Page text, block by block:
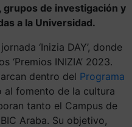
grupos de investigación y
a la Universidad.
‘Inizia DAY’, donde
‘Premios INIZIA’ 2023.
dentro del Programa
al fomento de la cultura
tanto el Campus de
Araba. Su objetivo,